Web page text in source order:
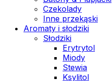
Czekolady
Inne przekąski
Aromaty i słodziki
Słodziki
Erytrytol
Miody
Stewia
Ksylitol